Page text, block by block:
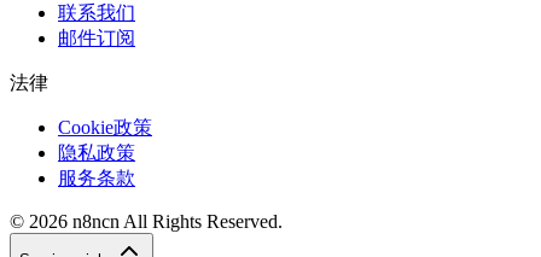
联系我们
邮件订阅
法律
Cookie政策
隐私政策
服务条款
© 2026 n8ncn All Rights Reserved.